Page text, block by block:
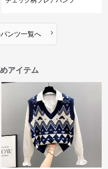
パンツ一覧へ ›
アイテム